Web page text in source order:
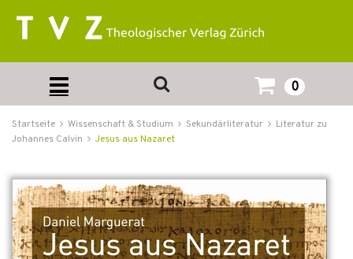
0
Startseite Wissenschaft & Studium Sekundärliteratur
Literatur zu
Johannes Calvin
Jesus aus Nazaret